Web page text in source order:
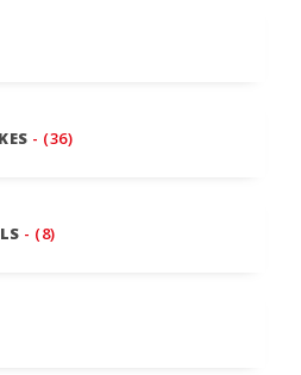
- (36)
- (8)